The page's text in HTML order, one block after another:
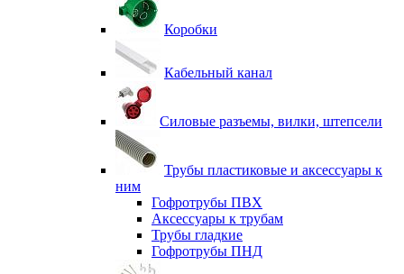
Коробки
Кабельный канал
Силовые разъемы, вилки, штепсели
Трубы пластиковые и аксессуары к
ним
Гофротрубы ПВХ
Аксессуары к трубам
Трубы гладкие
Гофротрубы ПНД